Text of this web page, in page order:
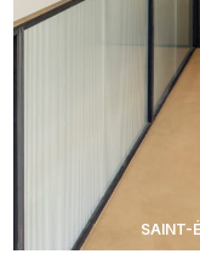
SAINT-